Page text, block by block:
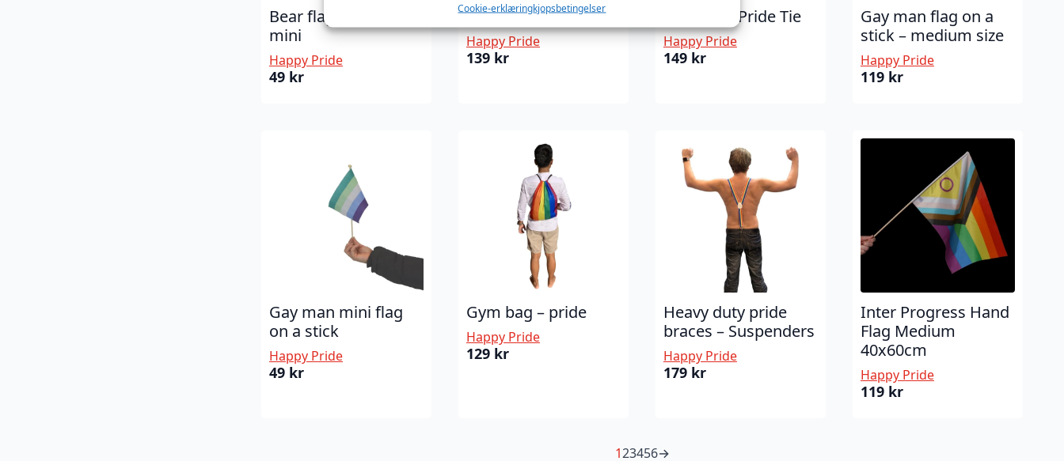
Cookie-erklæringkjopsbetingelser
Bear flag on a stick
mini
Happy Pride
49 kr
Canvas belt – Pride
Happy Pride
139 kr
Colorful – Pride Tie
Happy Pride
149 kr
Gay man flag on a
stick – medium size
Happy Pride
119 kr
Gay man mini flag
on a stick
Happy Pride
49 kr
Gym bag – pride
Happy Pride
129 kr
Heavy duty pride
braces – Suspenders
Happy Pride
179 kr
Inter Progress Hand
Flag Medium
40x60cm
Happy Pride
119 kr
123456→